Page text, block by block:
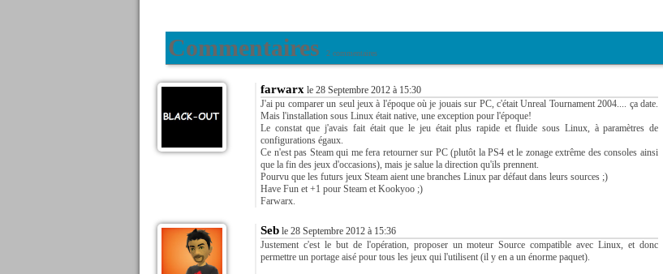
Commentaires 2 commentaires
farwarx le 28 Septembre 2012 à 15:30
J'ai pu comparer un seul jeux à l'époque où je jouais sur PC, c'était Unreal Tournament 2004.... ça date.
Mais l'installation sous Linux était native, une exception pour l'époque!
Le constat que j'avais fait était que le jeu était plus rapide et fluide sous Linux, à paramètres de
configurations égaux.
Ce n'est pas Steam qui me fera retourner sur PC (plutôt la PS4 et le zonage extrême des consoles ainsi
que la fin des jeux d'occasions), mais je salue la direction qu'ils prennent.
Pourvu que les futurs jeux Steam aient une branches Linux par défaut dans leurs sources ;)
Have Fun et +1 pour Steam et Kookyoo ;)
Farwarx.
Seb le 28 Septembre 2012 à 15:36
Justement c'est le but de l'opération, proposer un moteur Source compatible avec Linux, et donc
permettre un portage aisé pour tous les jeux qui l'utilisent (il y en a un énorme paquet).